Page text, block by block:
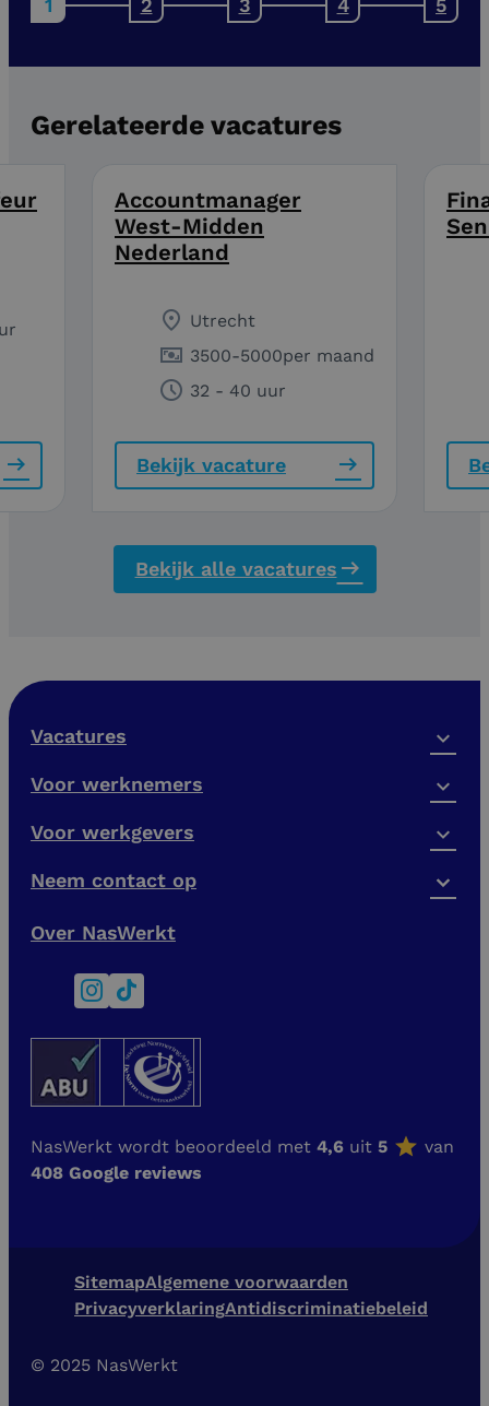
Gerelateerde vacatures
Accountmanager
West-Midden
Nederland
Utrecht
3500-5000per maand
32 - 40 uur
Bekijk vacature
Bekijk alle vacatures
Vacatures
Voor werknemers
Voor werkgevers
Neem contact op
Over NasWerkt
NasWerkt wordt beoordeeld met 4,6 uit 5
van
408 Google reviews
SitemapAlgemene voorwaarden
PrivacyverklaringAntidiscriminatiebeleid
© 2025 NasWerkt